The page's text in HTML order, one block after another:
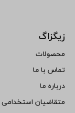
زیگزاگ
محصولات
تماس با ما
درباره ما
متقاضیان استخدامی